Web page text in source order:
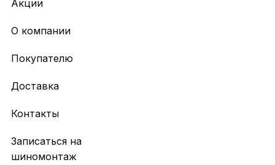
Акции
О компании
Покупателю
Доставка
Контакты
Записаться на
шиномонтаж